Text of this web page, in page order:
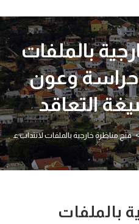
بالملفات
حراسة وعون
التعاقد
> فتح مناظرة خارجية بالملفات لانتداب
بالملفات